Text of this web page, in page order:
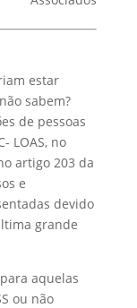
estar
sabem?
de pessoas
LOAS, no
artigo 203 da
e
devido
grande
aquelas
ou não